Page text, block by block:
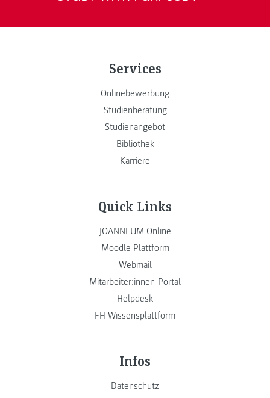
Services
Onlinebewerbung
Studienberatung
Studienangebot
Bibliothek
Karriere
Quick Links
JOANNEUM Online
Moodle Plattform
Webmail
Mitarbeiter:innen-Portal
Helpdesk
FH Wissensplattform
Infos
Datenschutz